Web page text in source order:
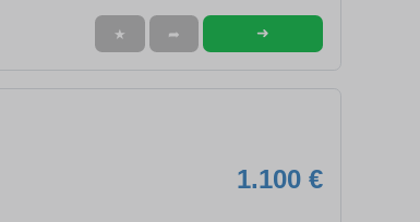
★ ➦ ➜
1.100 €